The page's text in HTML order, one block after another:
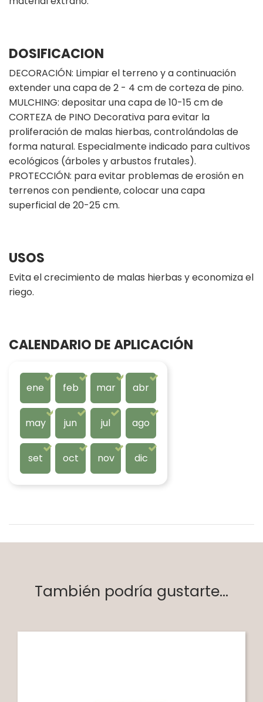
DOSIFICACION
DECORACIÓN: Limpiar el terreno y a continuación
extender una capa de 2 - 4 cm de corteza de pino.
MULCHING: depositar una capa de 10-15 cm de
CORTEZA de PINO Decorativa para evitar la
proliferación de malas hierbas, controlándolas de
forma natural. Especialmente indicado para cultivos
ecológicos (árboles y arbustos frutales).
PROTECCIÓN: para evitar problemas de erosión en
terrenos con pendiente, colocar una capa
superficial de 20-25 cm.
USOS
Evita el crecimiento de malas hierbas y economiza el
riego.
CALENDARIO DE APLICACIÓN
ene feb mar abr
may jun jul ago
set oct nov dic
También podría gustarte...